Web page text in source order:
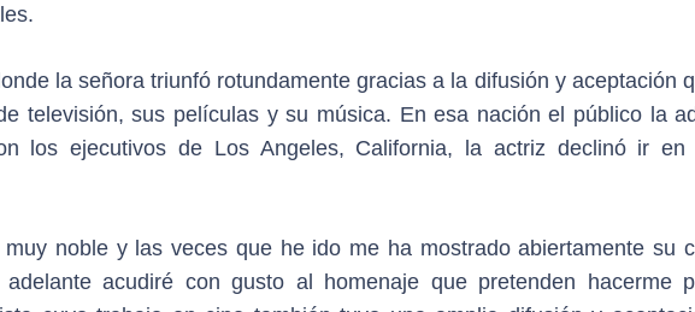
la señora triunfó rotundamente gracias a la difusión y aceptación
televisión, sus películas y su música. En esa nación el público la
los ejecutivos de Los Angeles, California, la actriz declinó ir en
noble y las veces que he ido me ha mostrado abiertamente su
acudiré con gusto al homenaje que pretenden hacerme